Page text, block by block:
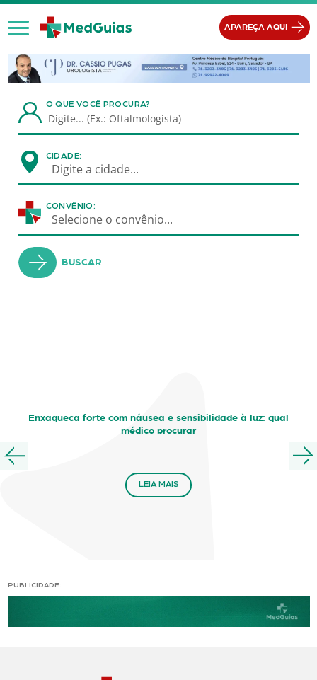
Ir para o conteúdo
APAREÇA AQUI
O QUE VOCÊ PROCURA?
CIDADE:
Digite a cidade...
CONVÊNIO:
Selecione o convênio...
BUSCAR
Enxaqueca forte com náusea e sensibilidade à luz: qual
médico procurar
LEIA MAIS
PUBLICIDADE: